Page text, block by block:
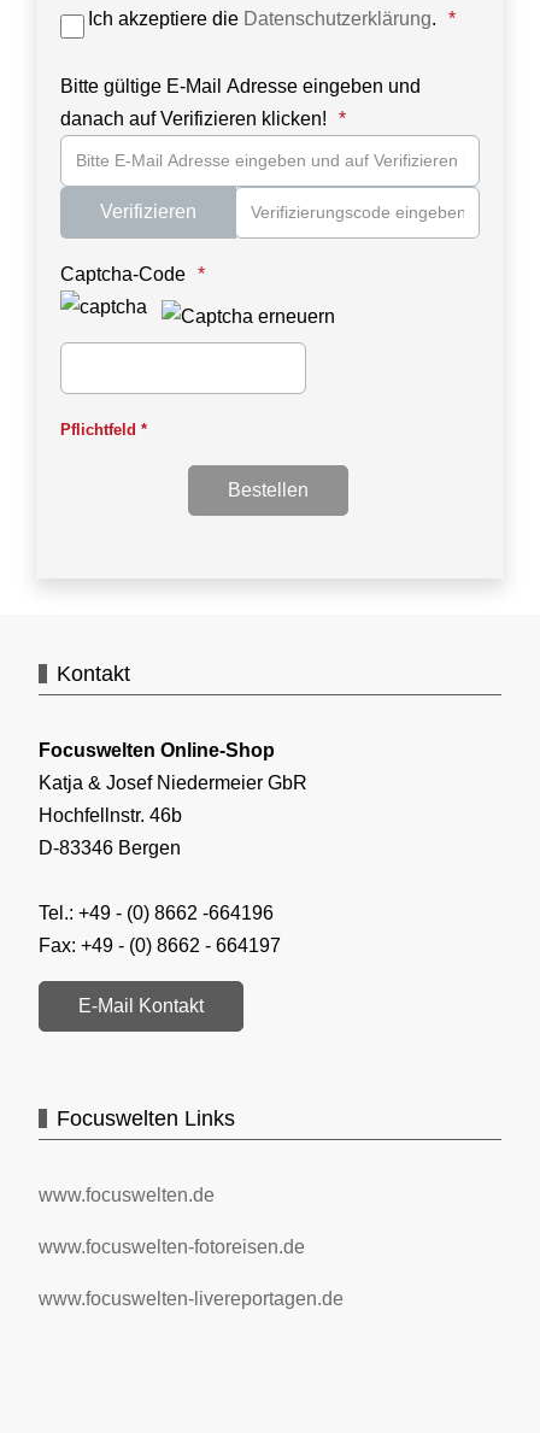
Ich akzeptiere die Datenschutzerklärung.
Bitte gültige E-Mail Adresse eingeben und
danach auf Verifizieren klicken!
Verifizieren
Honeypot, bitte lassen Sie dieses Feld leer
Captcha-Code
Pflichtfeld *
Kontakt
Focuswelten Online-Shop
Katja & Josef Niedermeier GbR
Hochfellnstr. 46b
D-83346 Bergen
Tel.: +49 - (0) 8662 -664196
Fax: +49 - (0) 8662 - 664197
E-Mail Kontakt
Focuswelten Links
www.focuswelten.de
www.focuswelten-fotoreisen.de
www.focuswelten-livereportagen.de